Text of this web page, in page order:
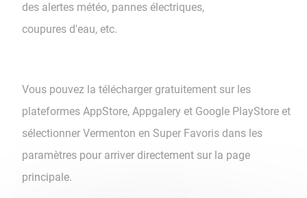
des alertes météo,​​​​​​​ pannes électriques,
coupures d'eau, etc.
Vous pouvez la télécharger gratuitement sur les
plateformes AppStore, Appgalery et Google PlayStore et
sélectionner Vermenton en Super Favoris dans les
paramètres pour arriver directement sur la page
principale.